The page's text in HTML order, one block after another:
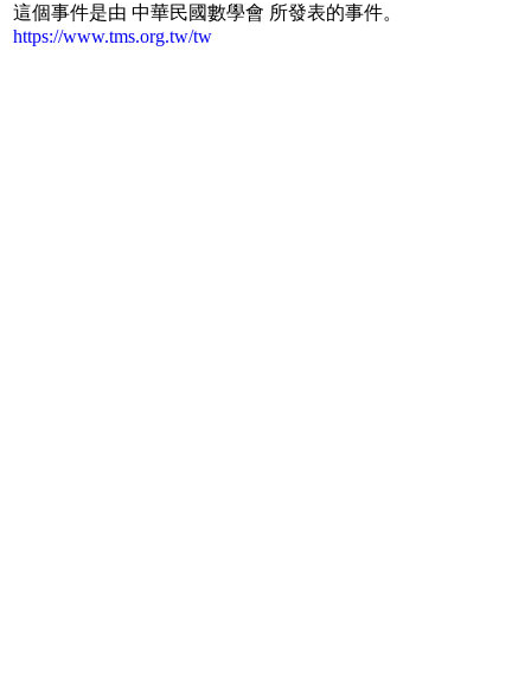
這個事件是由 中華民國數學會 所發表的事件。
https://www.tms.org.tw/tw